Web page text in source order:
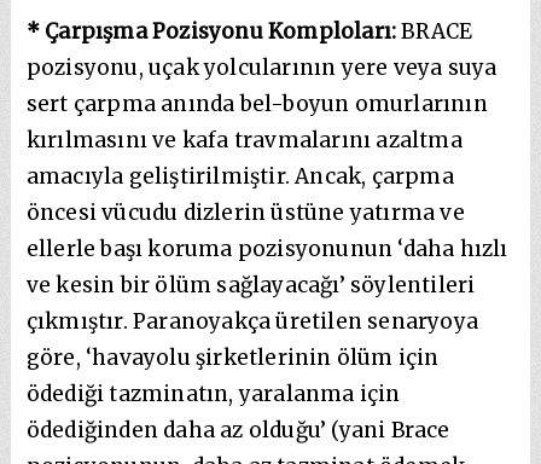
* Çarpışma Pozisyonu Komploları:BRACE
pozisyonu, uçak yolcularının yere veya suya
sert çarpma anında bel-boyun omurlarının
kırılmasını ve kafa travmalarını azaltma
amacıyla geliştirilmiştir. Ancak, çarpma
öncesi vücudu dizlerin üstüne yatırma ve
ellerle başı koruma pozisyonunun ‘daha hızlı
ve kesin bir ölüm sağlayacağı’ söylentileri
çıkmıştır. Paranoyakça üretilen senaryoya
göre, ‘havayolu şirketlerinin ölüm için
ödediği tazminatın, yaralanma için
ödediğinden daha az olduğu’ (yani Brace